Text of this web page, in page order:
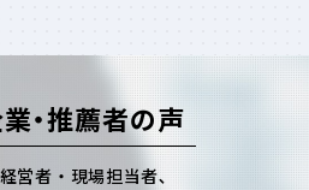
・推薦者の声
営者・現場担当者､